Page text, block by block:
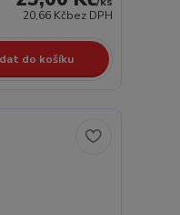
20,66 Kčbez DPH
do košíku